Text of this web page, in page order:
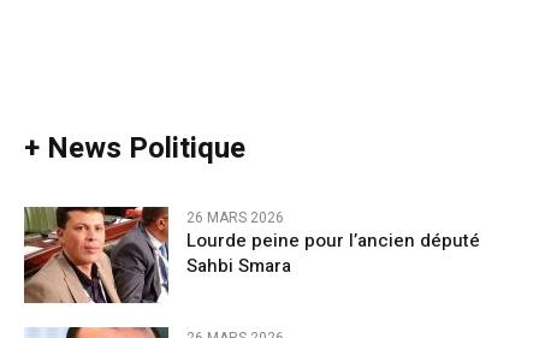
+ News Politique
26 MARS 2026
Lourde peine pour l’ancien député
Sahbi Smara